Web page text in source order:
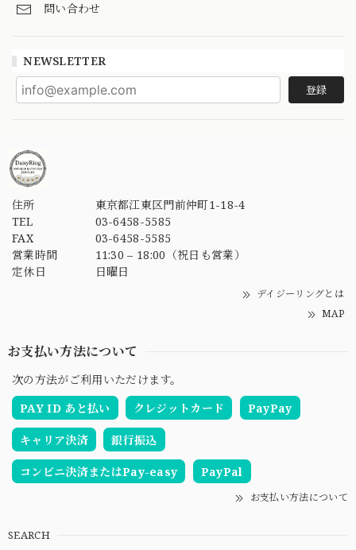
問い合わせ
NEWSLETTER
登録
住所
東京都江東区門前仲町1-18-4
TEL
03-6458-5585
FAX
03-6458-5585
営業時間
11:30 – 18:00（祝日も営業）
定休日
日曜日
デイジーリングとは
MAP
お支払い方法について
次の方法がご利用いただけます。
PAY ID あと払い
クレジットカード PayPay
キャリア決済 銀行振込
コンビニ決済またはPay-easy PayPal
お支払い方法について
SEARCH